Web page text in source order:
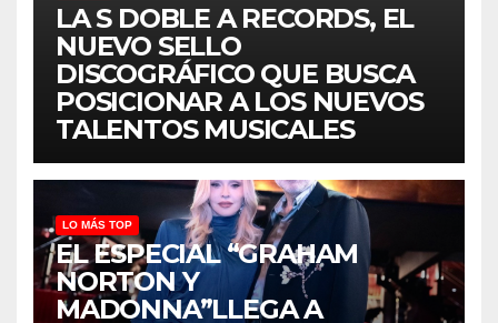
LA S DOBLE A RECORDS, EL
NUEVO SELLO
DISCOGRÁFICO QUE BUSCA
POSICIONAR A LOS NUEVOS
TALENTOS MUSICALES
LO MÁS TOP
EL ESPECIAL “GRAHAM
NORTON Y
MADONNA”LLEGA A